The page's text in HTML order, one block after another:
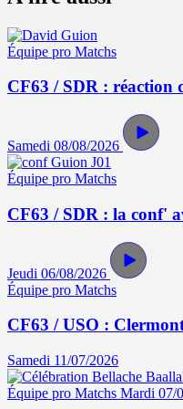
Équipe pro Matchs
CF63 / SDR : réaction
Samedi 08/08/2026
Équipe pro Matchs
CF63 / SDR : la conf'
Jeudi 06/08/2026
Équipe pro Matchs
CF63 / USO :
Samedi 11/07/2026
Équipe pro Matchs Mardi 07/